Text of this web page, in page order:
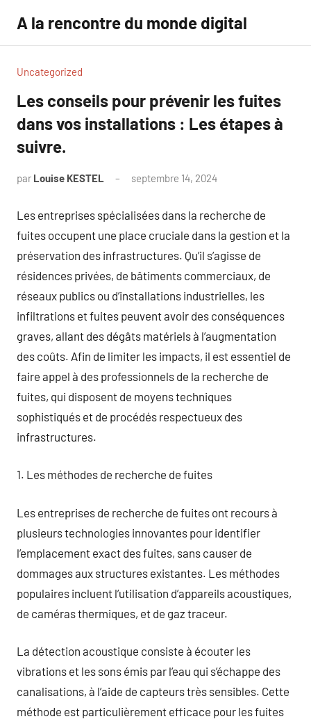
contenu
A la rencontre du monde digital
Uncategorized
Les conseils pour prévenir les fuites
dans vos installations : Les étapes à
suivre.
par Louise KESTEL septembre 14, 2024
Les entreprises spécialisées dans la recherche de
fuites occupent une place cruciale dans la gestion et la
préservation des infrastructures. Qu’il s’agisse de
résidences privées, de bâtiments commerciaux, de
réseaux publics ou d’installations industrielles, les
infiltrations et fuites peuvent avoir des conséquences
graves, allant des dégâts matériels à l’augmentation
des coûts. Afin de limiter les impacts, il est essentiel de
faire appel à des professionnels de la recherche de
fuites, qui disposent de moyens techniques
sophistiqués et de procédés respectueux des
infrastructures.
1. Les méthodes de recherche de fuites
Les entreprises de recherche de fuites ont recours à
plusieurs technologies innovantes pour identifier
l’emplacement exact des fuites, sans causer de
dommages aux structures existantes. Les méthodes
populaires incluent l’utilisation d’appareils acoustiques,
de caméras thermiques, et de gaz traceur.
La détection acoustique consiste à écouter les
vibrations et les sons émis par l’eau qui s’échappe des
canalisations, à l’aide de capteurs très sensibles. Cette
méthode est particulièrement efficace pour les fuites